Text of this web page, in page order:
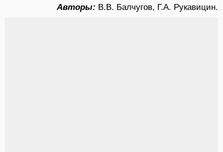
Авторы: В.В. Балчугов, Г.А. Рукавицин.